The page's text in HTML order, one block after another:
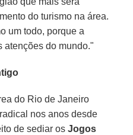
do turismo na área.
um todo, porque a
atenções do mundo."
do Rio de Janeiro
nos anos desde
de sediar osJogos